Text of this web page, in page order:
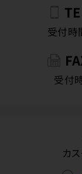
受付時
受付
カ